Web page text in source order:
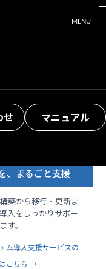
の方
せ マニュアル
MENU
によるレコ
が発生する
、まるごと支援
築から移行・更新ま
入をしっかりサポー
す。
ム導入支援サービスの
こちら →